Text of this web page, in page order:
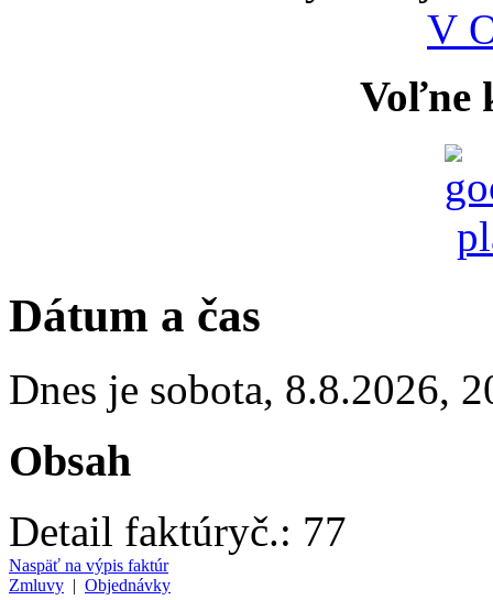
V
Voľne
Dátum a čas
Dnes je sobota, 8.8.2026,
Obsah
Detail faktúryč.: 77
Naspäť na výpis faktúr
Zmluvy | Objednávky